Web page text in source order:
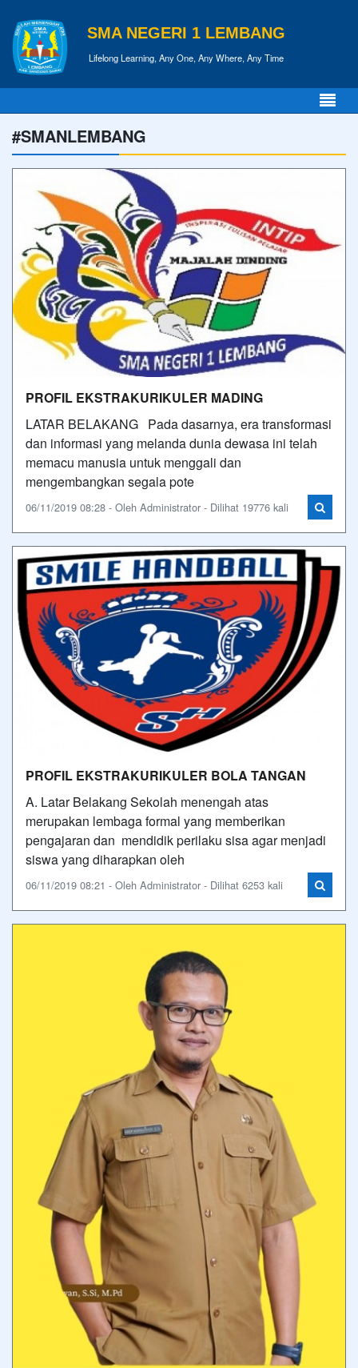
SMA NEGERI 1 LEMBANG
Lifelong Learning, Any One, Any Where, Any Time
#SMANLEMBANG
PROFIL EKSTRAKURIKULER MADING
LATAR BELAKANG Pada dasarnya, era transformasi
dan informasi yang melanda dunia dewasa ini telah
memacu manusia untuk menggali dan
mengembangkan segala pote
06/11/2019 08:28 - Oleh Administrator - Dilihat 19776 kali
PROFIL EKSTRAKURIKULER BOLA TANGAN
A. Latar Belakang Sekolah menengah atas
merupakan lembaga formal yang memberikan
pengajaran dan mendidik perilaku sisa agar menjadi
siswa yang diharapkan oleh
06/11/2019 08:21 - Oleh Administrator - Dilihat 6253 kali